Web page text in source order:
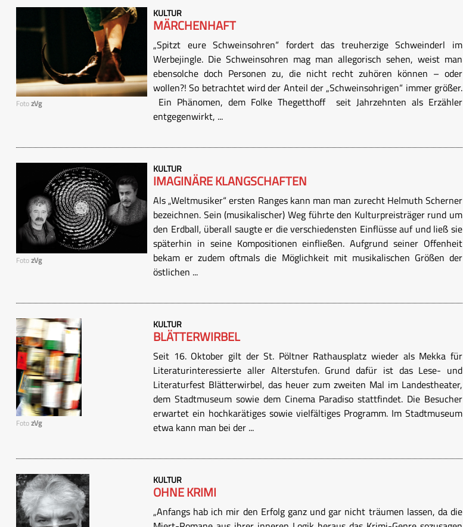
FotozVg
KULTUR
MÄRCHENHAFT
„Spitzt eure Schweinsohren“ fordert das treuherzige Schweinderl im
Werbejingle. Die Schweinsohren mag man allegorisch sehen, weist man
ebensolche doch Personen zu, die nicht recht zuhören können – oder
wollen?! So betrachtet wird der Anteil der „Schweinsohrigen“ immer größer.
Ein Phänomen, dem Folke Thegetthoff seit Jahrzehnten als Erzähler
entgegenwirkt, ...
FotozVg
KULTUR
IMAGINÄRE KLANGSCHAFTEN
Als „Weltmusiker“ ersten Ranges kann man man zurecht Helmuth Scherner
bezeichnen. Sein (musikalischer) Weg führte den Kulturpreisträger rund um
den Erdball, überall saugte er die verschiedensten Einflüsse auf und ließ sie
späterhin in seine Kompositionen einfließen. Aufgrund seiner Offenheit
bekam er zudem oftmals die Möglichkeit mit musikalischen Größen der
östlichen ...
FotozVg
KULTUR
BLÄTTERWIRBEL
Seit 16. Oktober gilt der St. Pöltner Rathausplatz wieder als Mekka für
Literaturinteressierte aller Alterstufen. Grund dafür ist das Lese- und
Literaturfest Blätterwirbel, das heuer zum zweiten Mal im Landestheater,
dem Stadtmuseum sowie dem Cinema Paradiso stattfindet. Die Besucher
erwartet ein hochkarätiges sowie vielfältiges Programm. Im Stadtmuseum
etwa kann man bei der ...
KULTUR
OHNE KRIMI
„Anfangs hab ich mir den Erfolg ganz und gar nicht träumen lassen, da die